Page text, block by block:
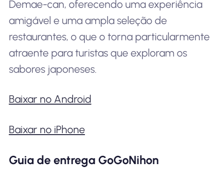
Demae-can, oferecendo uma experiência
amigável e uma ampla seleção de
restaurantes, o que o torna particularmente
atraente para turistas que exploram os
sabores japoneses.
Baixar no Android
Baixar no iPhone
Guia de entrega GoGoNihon